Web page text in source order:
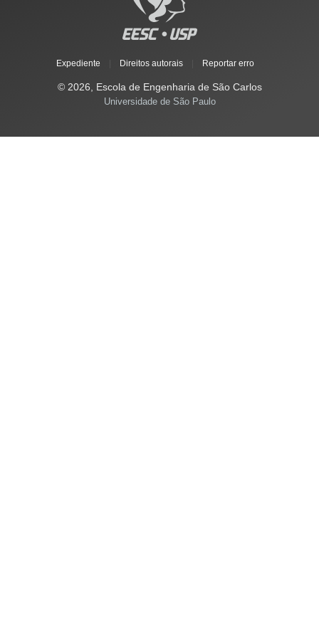
Expediente Direitos autorais Reportar erro
© 2026, Escola de Engenharia de São Carlos
Universidade de São Paulo